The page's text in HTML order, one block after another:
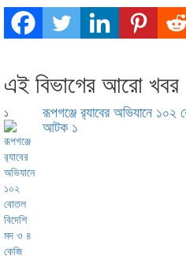
এই বিভাগের আরো খবর
১ রূপগঞ্জে র‍্যাবের অভিযানে
আটক ১